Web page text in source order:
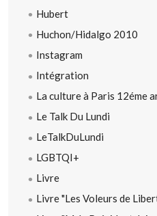
Hubert
Huchon/Hidalgo 2010
Instagram
Intégration
La culture à Paris 12éme
Le Talk Du Lundi
LeTalkDuLundi
LGBTQI+
Livre
Livre "Les Voleurs de